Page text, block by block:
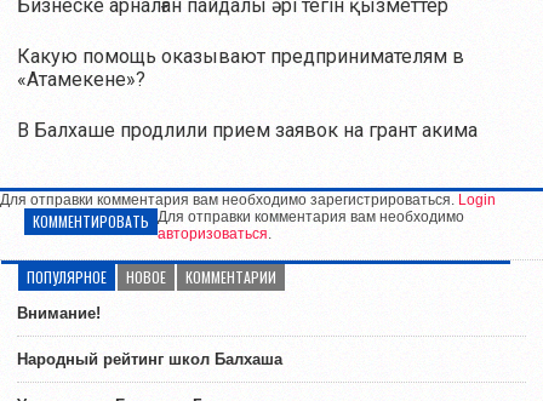
Бизнеске арналған пайдалы әрі тегін қызметтер
Какую помощь оказывают предпринимателям в
«Атамекене»?
В Балхаше продлили прием заявок на грант акима
Для отправки комментария вам необходимо зарегистрироваться. Login
КОММЕНТИРОВАТЬ Для отправки комментария вам необходимо
авторизоваться.
ПОПУЛЯРНОЕ НОВОЕ КОММЕНТАРИИ
Внимание!
Народный рейтинг школ Балхаша